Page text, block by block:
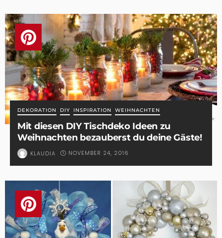
DEKORATION DIY INSPIRATION WEIHNACHTEN
Mit diesen DIY Tischdeko Ideen zu
Weihnachten bezauberst du deine Gäste!
KLAUDIA NOVEMBER 24, 2016